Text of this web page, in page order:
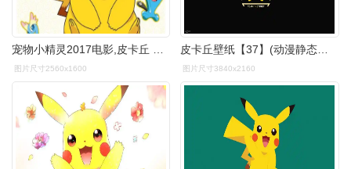
图片尺寸2560x1600 图片尺寸3840x2160